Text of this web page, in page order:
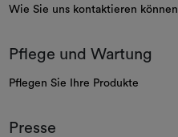
Wie Sie uns kontaktieren können
Pflege und Wartung
Pflegen Sie Ihre Produkte
Presse